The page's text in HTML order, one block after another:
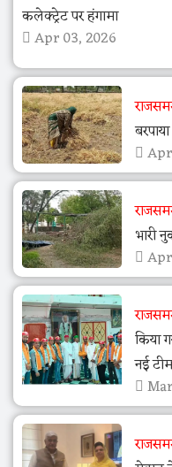
कलेक्ट्रेट पर हंगामा
Apr 03, 2026
भारी
किया
नई